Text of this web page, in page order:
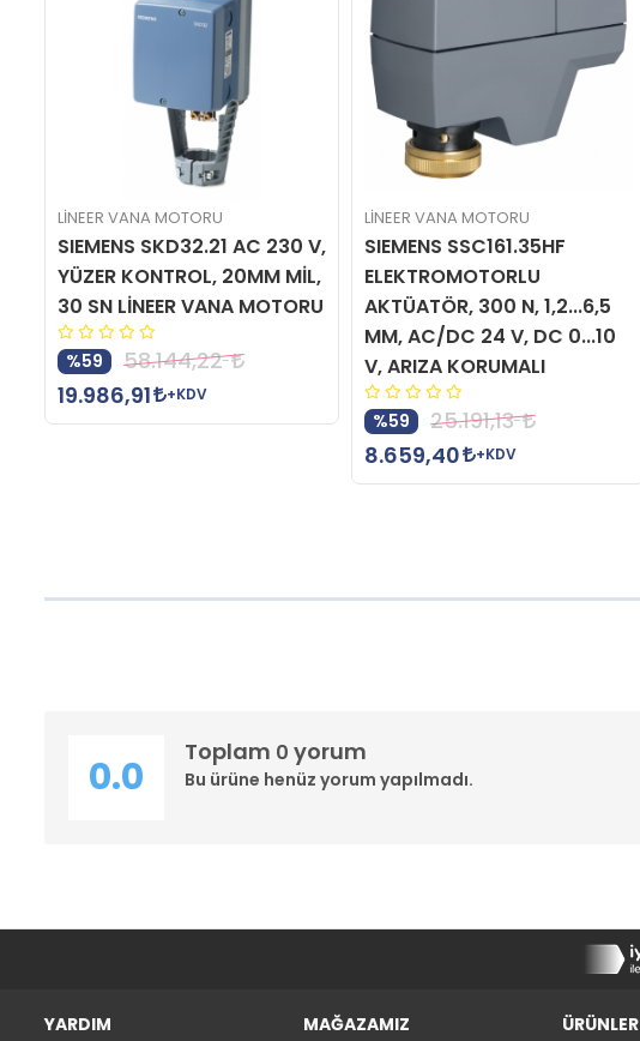
LİNEER VANA MOTORU
SIEMENS SKD32.21 AC 230 V,
YÜZER KONTROL, 20MM MİL,
30 SN LİNEER VANA MOTORU
%59
58.144,22
19.986,91
+KDV
LİNEER VANA MOTORU
SIEMENS SSC161.35HF
ELEKTROMOTORLU
AKTÜATÖR, 300 N, 1,2...6,5
MM, AC/DC 24 V, DC 0...10
V, ARIZA KORUMALI
%59
25.191,13
8.659,40
+KDV
Toplam 0 yorum
Bu ürüne henüz yorum yapılmadı.
0.0
YARDIM MAĞAZAMIZ ÜRÜNLER